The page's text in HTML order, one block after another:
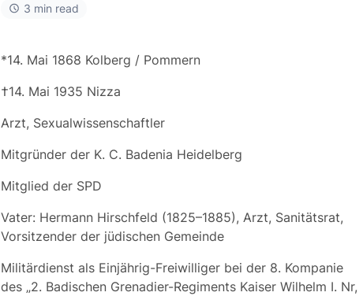
3 min read
*14. Mai 1868 Kolberg / Pommern
†14. Mai 1935 Nizza
Arzt, Sexualwissenschaftler
Mitgründer der K. C. Badenia Heidelberg
Mitglied der SPD
Vater: Hermann Hirschfeld (1825–1885), Arzt, Sanitätsrat,
Vorsitzender der jüdischen Gemeinde
Militärdienst als Einjährig-Freiwilliger bei der 8. Kompanie
des „2. Badischen Grenadier-Regiments Kaiser Wilhelm I. Nr,